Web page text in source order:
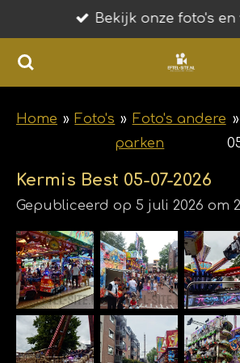
direct
naar
de
hoofdinhoud
Bekijk onze foto's en
Home » Foto's » Foto's andere
parken
»
Kermis Best 05-07-2026
Gepubliceerd op 5 juli 2026 om